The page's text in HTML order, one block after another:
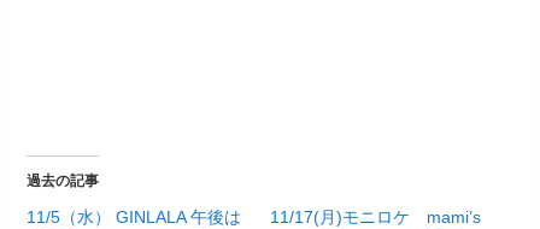
過去の記事
11/5（水） GINLALA 午後は
11/17(月)モニロケ mami’s